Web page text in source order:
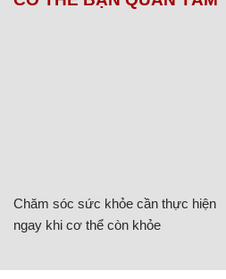
Chăm sóc sức khỏe cần thực hiện
ngay khi cơ thể còn khỏe